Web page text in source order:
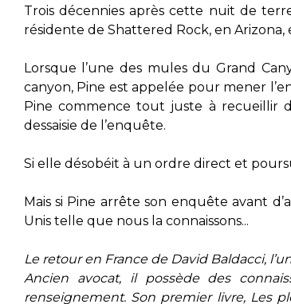
Trois décennies après cette nuit de
résidente de Shattered Rock, en
Lorsque l’une des mules du Grand
canyon, Pine est appelée pour mener
Pine commence tout juste à recueillir
dessaisie de l’enquête.
Si elle désobéit à un ordre direct et
Mais si Pine arrête son enquête avant
Unis telle que nous la connaissons...
Le retour en France de David Baldacci,
Ancien avocat, il possède des
renseignement. Son premier livre, Les